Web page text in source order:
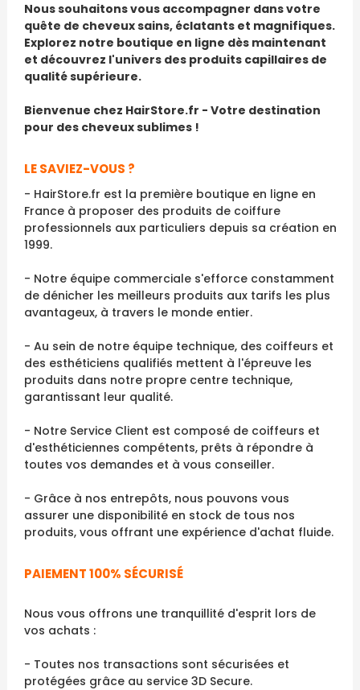
Nous souhaitons vous accompagner dans votre
quête de cheveux sains, éclatants et magnifiques.
Explorez notre boutique en ligne dès maintenant
et découvrez l'univers des produits capillaires de
qualité supérieure.
Bienvenue chez HairStore.fr - Votre destination
pour des cheveux sublimes !
LE SAVIEZ-VOUS ?
- HairStore.fr est la première boutique en ligne en
France à proposer des produits de coiffure
professionnels aux particuliers depuis sa création en
1999.
- Notre équipe commerciale s'efforce constamment
de dénicher les meilleurs produits aux tarifs les plus
avantageux, à travers le monde entier.
- Au sein de notre équipe technique, des coiffeurs et
des esthéticiens qualifiés mettent à l'épreuve les
produits dans notre propre centre technique,
garantissant leur qualité.
- Notre Service Client est composé de coiffeurs et
d'esthéticiennes compétents, prêts à répondre à
toutes vos demandes et à vous conseiller.
- Grâce à nos entrepôts, nous pouvons vous
assurer une disponibilité en stock de tous nos
produits, vous offrant une expérience d'achat fluide.
PAIEMENT 100% SÉCURISÉ
Nous vous offrons une tranquillité d'esprit lors de
vos achats :
- Toutes nos transactions sont sécurisées et
protégées grâce au service 3D Secure.